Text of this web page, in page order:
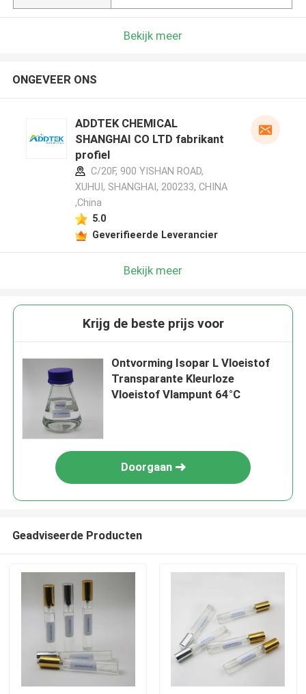
Bekijk meer
ONGEVEER ONS
ADDTEK CHEMICAL
SHANGHAI CO LTD fabrikant
profiel
C/20F, 900 YISHAN ROAD,
XUHUI, SHANGHAI, 200233, CHINA
,China
5.0
Geverifieerde Leverancier
Bekijk meer
Krijg de beste prijs voor
Ontvorming Isopar L Vloeistof
Transparante Kleurloze
Vloeistof Vlampunt 64°C
Doorgaan
Geadviseerde Producten